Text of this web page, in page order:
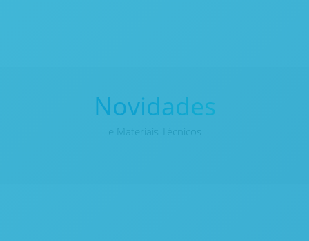
Novidades
e Materiais Técnicos